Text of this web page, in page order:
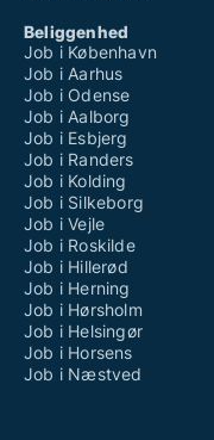
Beliggenhed
Job i København
Job i Aarhus
Job i Odense
Job i Aalborg
Job i Esbjerg
Job i Randers
Job i Kolding
Job i Silkeborg
Job i Vejle
Job i Roskilde
Job i Hillerød
Job i Herning
Job i Hørsholm
Job i Helsingør
Job i Horsens
Job i Næstved